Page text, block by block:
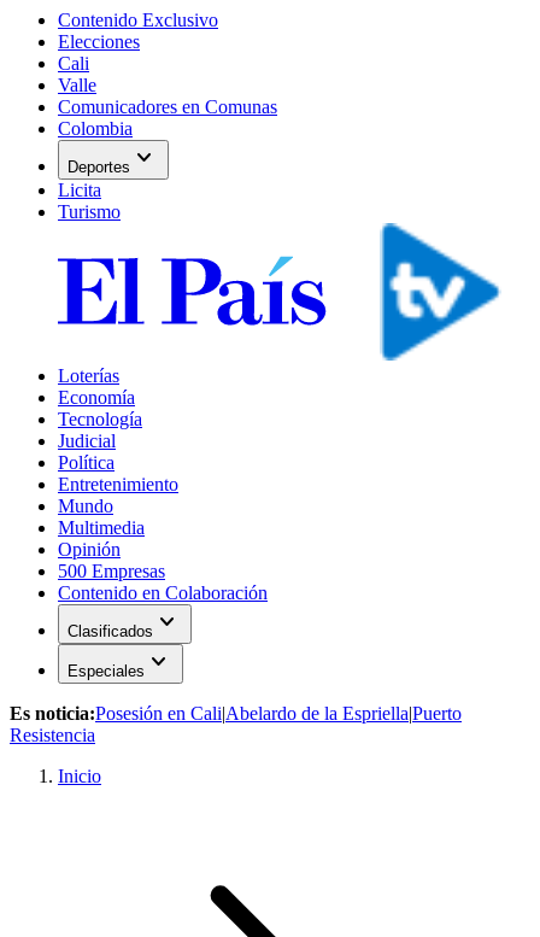
Contenido Exclusivo
Elecciones
Cali
Valle
Comunicadores en Comunas
Colombia
Deportes expand_more
Licita
Turismo
Loterías
Economía
Tecnología
Judicial
Política
Entretenimiento
Mundo
Multimedia
Opinión
500 Empresas
Contenido en Colaboración
Clasificados expand_more
Especiales expand_more
Es noticia:Posesión en Cali|Abelardo de la Espriella|Puerto
Resistencia
Inicio